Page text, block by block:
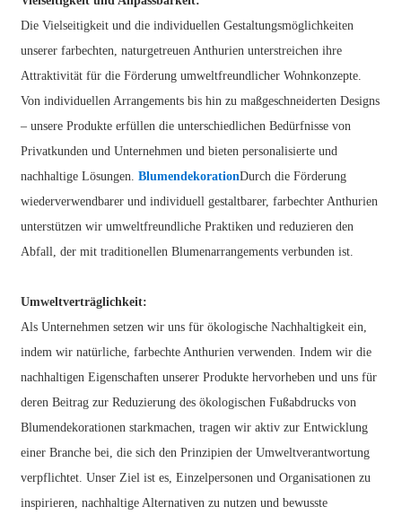
Die Vielseitigkeit und die individuellen Gestaltungsmöglichkeiten
unserer farbechten, naturgetreuen Anthurien unterstreichen ihre
Attraktivität für die Förderung umweltfreundlicher Wohnkonzepte.
Von individuellen Arrangements bis hin zu maßgeschneiderten Designs
– unsere Produkte erfüllen die unterschiedlichen Bedürfnisse von
Privatkunden und Unternehmen und bieten personalisierte und
nachhaltige Lösungen. BlumendekorationDurch die Förderung
wiederverwendbarer und individuell gestaltbarer, farbechter Anthurien
unterstützen wir umweltfreundliche Praktiken und reduzieren den
Abfall, der mit traditionellen Blumenarrangements verbunden ist.
Umweltverträglichkeit:
Als Unternehmen setzen wir uns für ökologische Nachhaltigkeit ein,
indem wir natürliche, farbechte Anthurien verwenden. Indem wir die
nachhaltigen Eigenschaften unserer Produkte hervorheben und uns für
deren Beitrag zur Reduzierung des ökologischen Fußabdrucks von
Blumendekorationen starkmachen, tragen wir aktiv zur Entwicklung
einer Branche bei, die sich den Prinzipien der Umweltverantwortung
verpflichtet. Unser Ziel ist es, Einzelpersonen und Organisationen zu
inspirieren, nachhaltige Alternativen zu nutzen und bewusste